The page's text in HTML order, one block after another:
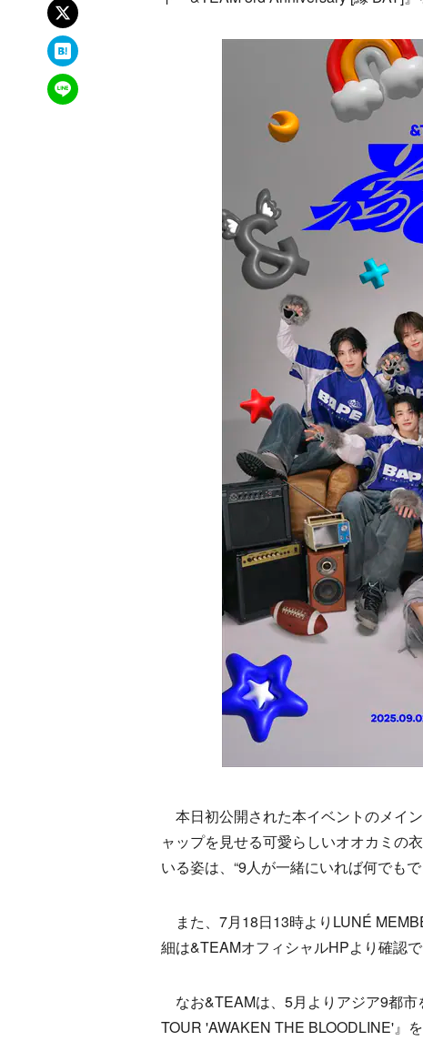
xでポスト
はてなブックマーク
LINEで送る
本日初公開された本イベントのメイ
ャップを見せる可愛らしいオオカミの
いる姿は、“9人が一緒にいれば何でも
また、7月18日13時よりLUNÉ
細は&TEAMオフィシャルHPより確認で
なお&TEAMは、5月よりアジア9都
TOUR 'AWAKEN THE BLOODLINE'』